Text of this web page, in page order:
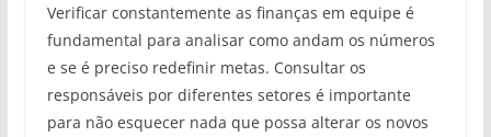
Verificar constantemente as finanças em equipe é
fundamental para analisar como andam os números
e se é preciso redefinir metas. Consultar os
responsáveis por diferentes setores é importante
para não esquecer nada que possa alterar os novos